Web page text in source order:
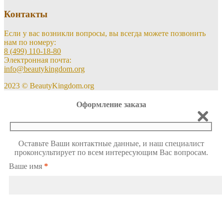
Контакты
Если у вас возникли вопросы, вы всегда можете позвонить
нам по номеру:
8 (499) 110-18-80
Электронная почта:
info@beautykingdom.org
2023 © BeautyKingdom.org
Оформление заказа
Оставьте Ваши контактные данные, и наш специалист
проконсультирует по всем интересующим Вас вопросам.
Ваше имя *